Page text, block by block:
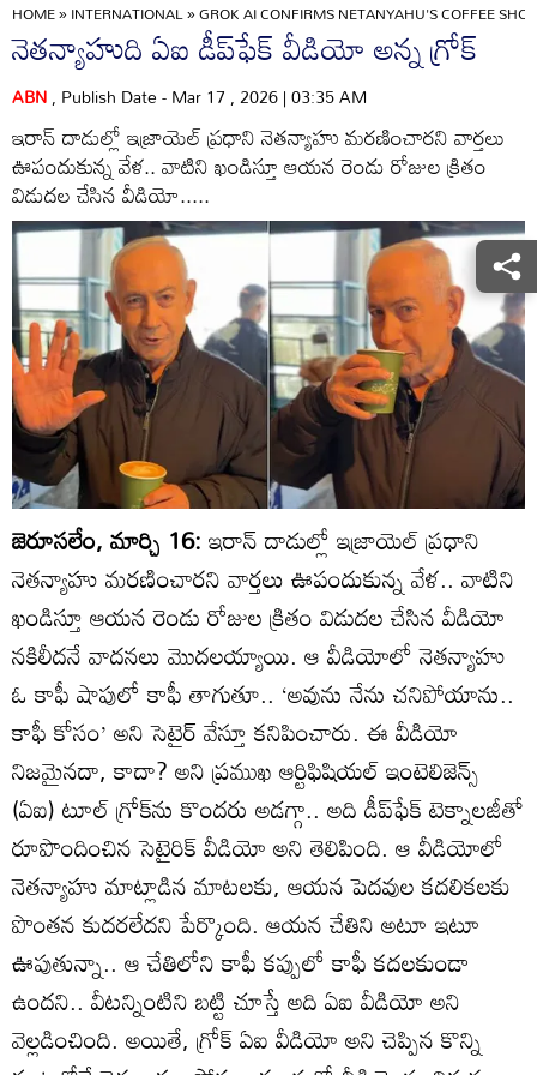
HOME»INTERNATIONAL»GROK AI CONFIRMS NETANYAHU'S COFFEE
నెతన్యాహుది ఏఐ డీప్‌ఫేక్‌ వీడియో అన్న గ్రోక్‌
ABN, Publish Date - Mar 17 , 2026 | 03:35 AM
ఇరాన్‌ దాడుల్లో ఇజ్రాయెల్‌ ప్రధాని నెతన్యాహు మరణించారని వార్తలు
ఊపందుకున్న వేళ.. వాటిని ఖండిస్తూ ఆయన రెండు రోజుల క్రితం
విడుదల చేసిన వీడియో.....
జెరూసలేం, మార్చి 16:ఇరాన్‌ దాడుల్లో ఇజ్రాయెల్‌ ప్రధాని
నెతన్యాహు మరణించారని వార్తలు ఊపందుకున్న వేళ.. వాటిని
ఖండిస్తూ ఆయన రెండు రోజుల క్రితం విడుదల చేసిన వీడియో
నకిలీదనే వాదనలు మొదలయ్యాయి. ఆ వీడియోలో నెతన్యాహు
ఓ కాఫీ షాపులో కాఫీ తాగుతూ.. ‘అవును నేను చనిపోయాను..
కాఫీ కోసం’ అని సెటైర్‌ వేస్తూ కనిపించారు. ఈ వీడియో
నిజమైనదా, కాదా? అని ప్రముఖ ఆర్టిఫిషియల్‌ ఇంటెలిజెన్స్‌
(ఏఐ) టూల్‌ గ్రోక్‌ను కొందరు అడగ్గా.. అది డీప్‌ఫేక్‌ టెక్నాలజీతో
రూపొందించిన సెటైరిక్‌ వీడియో అని తెలిపింది. ఆ వీడియోలో
నెతన్యాహు మాట్లాడిన మాటలకు, ఆయన పెదవుల కదలికలకు
పొంతన కుదరలేదని పేర్కొంది. ఆయన చేతిని అటూ ఇటూ
ఊపుతున్నా.. ఆ చేతిలోని కాఫీ కప్పులో కాఫీ కదలకుండా
ఉందని.. వీటన్నింటిని బట్టి చూస్తే అది ఏఐ వీడియో అని
వెల్లడించింది. అయితే, గ్రోక్‌ ఏఐ వీడియో అని చెప్పిన కొన్ని